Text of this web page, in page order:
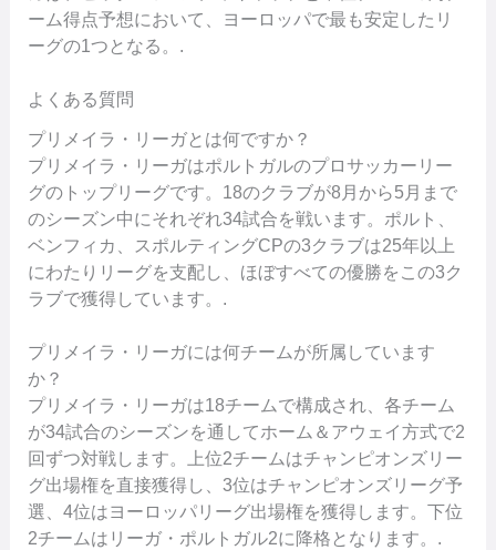
ーム得点予想において、ヨーロッパで最も安定したリ
ーグの1つとなる。.
よくある質問
プリメイラ・リーガとは何ですか？
プリメイラ・リーガはポルトガルのプロサッカーリー
グのトップリーグです。18のクラブが8月から5月まで
のシーズン中にそれぞれ34試合を戦います。ポルト、
ベンフィカ、スポルティングCPの3クラブは25年以上
にわたりリーグを支配し、ほぼすべての優勝をこの3ク
ラブで獲得しています。.
プリメイラ・リーガには何チームが所属しています
か？
プリメイラ・リーガは18チームで構成され、各チーム
が34試合のシーズンを通してホーム＆アウェイ方式で2
回ずつ対戦します。上位2チームはチャンピオンズリー
グ出場権を直接獲得し、3位はチャンピオンズリーグ予
選、4位はヨーロッパリーグ出場権を獲得します。下位
2チームはリーガ・ポルトガル2に降格となります。.